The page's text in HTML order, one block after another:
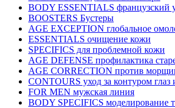
BODY ESSENTIALS французский
BOOSTERS Бустеры
AGE EXCEPTION глобальное
ESSENTIALS очищение кожи
SPECIFICS для проблемной кожи
AGE DEFENSE профилактика
AGE CORRECTION против
CONTOURS уход за контуром глаз
FOR MEN мужская линия
BODY SPECIFICS моделирование